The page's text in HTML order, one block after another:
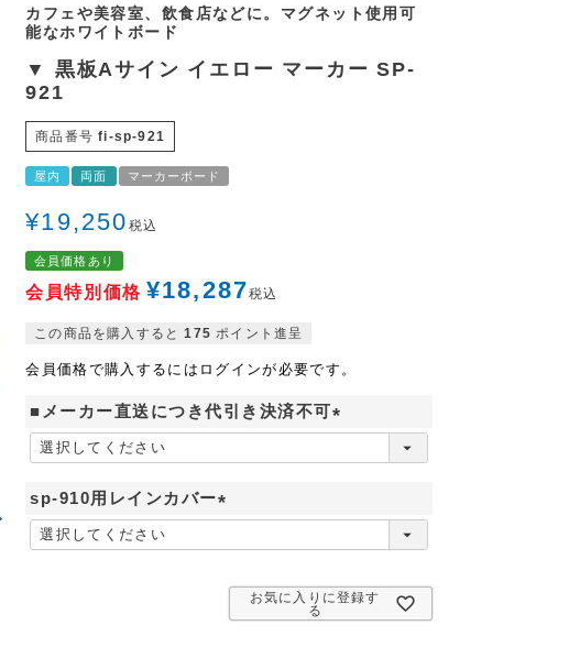
カフェや美容室、飲食店などに。マグネット使用可
能なホワイトボード
▼ 黒板Aサイン イエロー マーカー SP-
921
商品番号 fi-sp-921
屋内 両面 マーカーボード
¥19,250 税込
会員価格あり
会員特別価格 ¥18,287税込
この商品を購入すると 175 ポイント進呈
会員価格で購入するにはログインが必要です。
■メーカー直送につき代引き決済不可
必
sp-910用レインカバー
必
お気に入りに登録す
る